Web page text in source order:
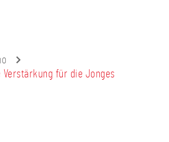
Verstärkung für die Jonges